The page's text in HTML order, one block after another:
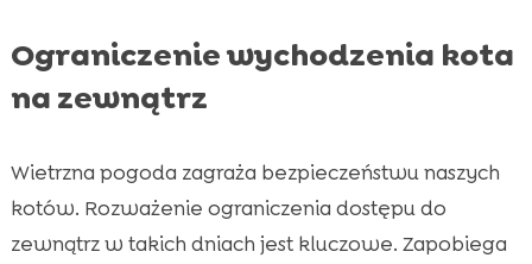
Ograniczenie wychodzenia kota
na zewnątrz
Wietrzna pogoda zagraża bezpieczeństwu naszych
kotów. Rozważenie ograniczenia dostępu do
zewnątrz w takich dniach jest kluczowe. Zapobiega